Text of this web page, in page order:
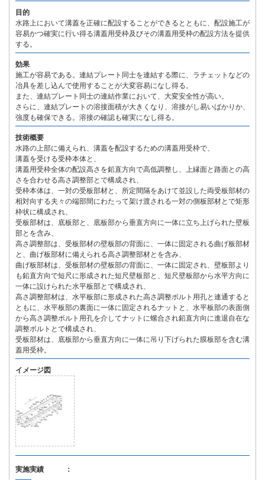
目的
水路上において溝蓋を正確に配設することができるとともに、配設施工が
容易かつ確実に行い得る溝蓋用受枠及びその溝蓋用受枠の配設方法を提供
する。
効果
施工が容易である。連結プレート同士を連結する際に、ラチェットなどの
冶具を差し込んで使用することが大変容易になし得る。
また、連結プレート同士の連結作業において、大変安全性が高い。
さらに、連結プレートの溶接面積が大きくなり、溶接がし易いばかりか、
強度も確保できる。溶接の確認も確実になし得る。
技術概要
水路の上部に備えられ、溝蓋を配設するための溝蓋用受枠で、
溝蓋を受ける受枠本体と、
溝蓋用受枠全体の配設高さを鉛直方向で高低調整し、上縁面と路面との高
さを合わせる高さ調整部とで構成され、
受枠本体は、一対の受板部材と、所定間隔をあけて並設した両受板部材の
相対向する夫々の端部間にわたって架け渡される一対の側板部材とで矩形
枠状に構成され、
受板部材は、底板部と、底板部から垂直方向に一体に立ち上げられた壁板
部とを含み、
高さ調整部は、受板部材の壁板部の背面に、一体に固定される曲げ板部材
と、曲げ板部材に備えられる高さ調整部材とを含み、
曲げ板部材は、受板部材の壁板部の背面に、一体に固定され、壁板部より
も鉛直方向で短尺に形成された短尺壁板部と、短尺壁板部から水平方向に
一体に設けられた水平板部とで構成され、
高さ調整部材は、水平板部に形成された高さ調整ボルト用孔と連通すると
ともに、水平板部の裏面に一体に固定されるナットと、水平板部の表面側
から高さ調整ボルト用孔を介してナットに螺合され鉛直方向に進退自在な
調整ボルトとで構成され、
受板部材は、底板部から垂直方向に一体に吊り下げられた膜板部を含む溝
蓋用受枠。
イメージ図
実施実績 ：